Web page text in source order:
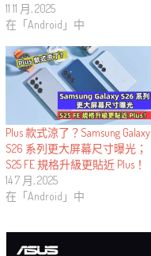
11 11 月, 2025
在「Android」中
Plus 款式涼了？Samsung Galaxy
S26 系列更大屏幕尺寸曝光；
S25 FE 規格升級更貼近 Plus！
14 7 月, 2025
在「Android」中